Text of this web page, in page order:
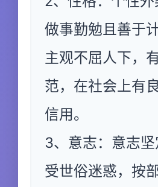
做事勤勉且善于
主观不屈人下，
范，在社会上有
信用。
3、意志：意志
受世俗迷惑，按